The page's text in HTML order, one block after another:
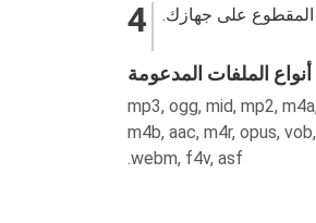
على جهازك.
أنواع الملفات المدعومة
mp3, ogg, mid, mp2,
m4b, aac, m4r, opus,
webm, f4v, asf.